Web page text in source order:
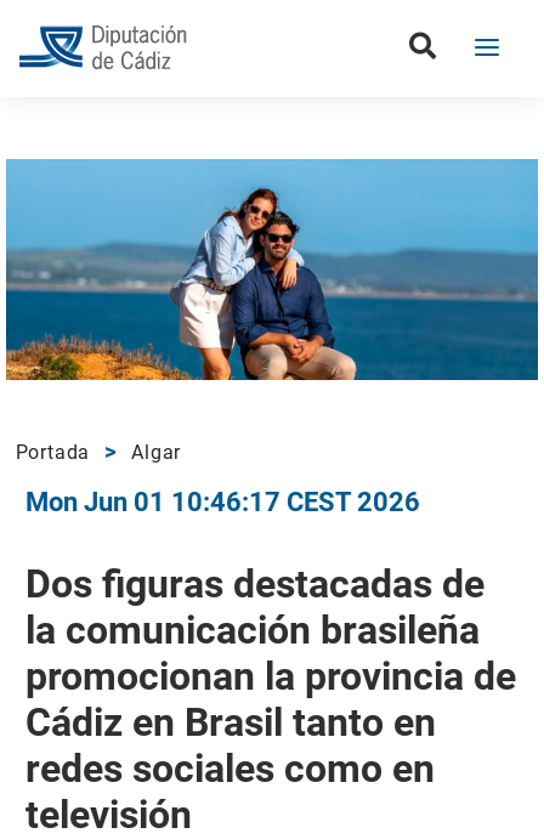
Portada Algar
Mon Jun 01 10:46:17 CEST 2026
Dos figuras destacadas de
la comunicación brasileña
promocionan la provincia de
Cádiz en Brasil tanto en
redes sociales como en
televisión